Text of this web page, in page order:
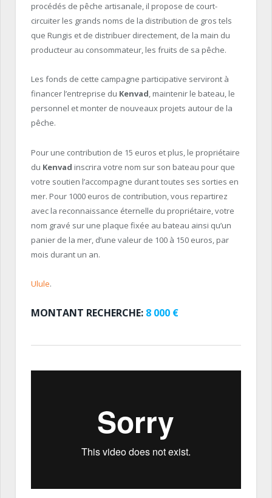
procédés de pêche artisanale, il propose de court-
circuiter les grands noms de la distribution de gros tels
que Rungis et de distribuer directement, de la main du
producteur au consommateur, les fruits de sa pêche.
Les fonds de cette campagne participative serviront à
financer l’entreprise du Kenvad, maintenir le bateau, le
personnel et monter de nouveaux projets autour de la
pêche.
Pour une contribution de 15 euros et plus, le propriétaire
du Kenvad inscrira votre nom sur son bateau pour que
votre soutien l’accompagne durant toutes ses sorties en
mer. Pour 1000 euros de contribution, vous repartirez
avec la reconnaissance éternelle du propriétaire, votre
nom gravé sur une plaque fixée au bateau ainsi qu’un
panier de la mer, d’une valeur de 100 à 150 euros, par
mois durant un an.
Ulule.
MONTANT RECHERCHE: 8 000 €